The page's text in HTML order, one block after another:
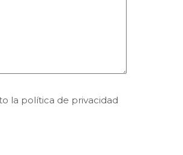
la política de privacidad